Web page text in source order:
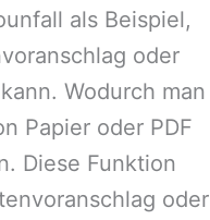
als Beispiel,
oder
Wodurch man
Papier oder PDF
Diese Funktion
oder